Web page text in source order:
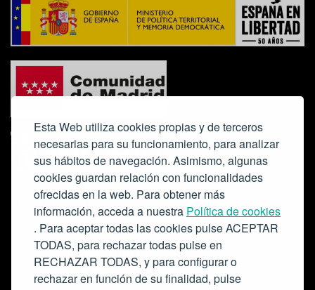
Esta Web utiliza cookies propias y de terceros
necesarias para su funcionamiento, para analizar
sus hábitos de navegación. Asimismo, algunas
cookies guardan relación con funcionalidades
ofrecidas en la web. Para obtener más
información, acceda a nuestra Política de cookies
. Para aceptar todas las cookies pulse ACEPTAR
TODAS, para rechazar todas pulse en
RECHAZAR TODAS, y para configurar o
rechazar en función de su finalidad, pulse
Colabora: